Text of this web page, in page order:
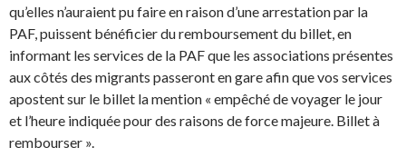
qu’elles n’auraient pu faire en raison d’une arrestation par la
PAF, puissent bénéficier du remboursement du billet, en
informant les services de la PAF que les associations présentes
aux côtés des migrants passeront en gare afin que vos services
apostent sur le billet lamention « empêché de voyager le jour
et l’heure indiquée pour des raisons de force majeure. Billet à
rembourser ».